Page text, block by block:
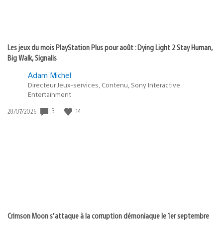
Les jeux du mois PlayStation Plus pour août : Dying Light 2 Stay Human,
Big Walk, Signalis
Adam Michel
Directeur Jeux-services, Contenu, Sony Interactive
Entertainment
Date
28/07/2026 3 14
Crimson Moon s’attaque à la corruption démoniaque le 1er septembre